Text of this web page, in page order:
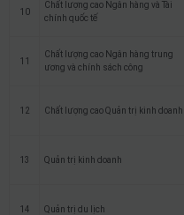
10
Chất lượng cao Ngân hàng và Tài
chính quốc tế
11
Chất lượng cao Ngân hàng trung
ương và chính sách công
12 Chất lượng cao Quản trị kinh doanh
13 Quản trị kinh doanh
14 Quản trị du lịch